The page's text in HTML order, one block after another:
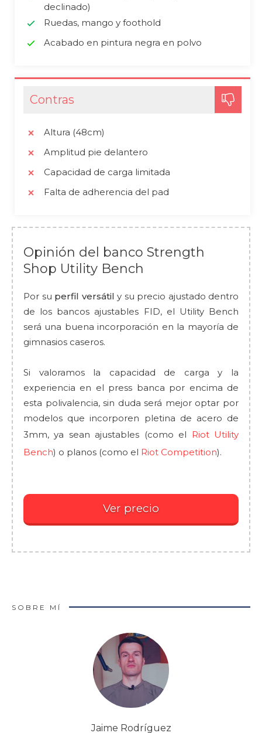
declinado)
Ruedas, mango y foothold
Acabado en pintura negra en polvo
Contras
Altura (48cm)
Amplitud pie delantero
Capacidad de carga limitada
Falta de adherencia del pad
Opinión del banco Strength
Shop Utility Bench
Por su perfil versátil y su precio ajustado dentro
de los bancos ajustables FID, el Utility Bench
será una buena incorporación en la mayoría de
gimnasios caseros.
Si valoramos la capacidad de carga y la
experiencia en el press banca por encima de
esta polivalencia, sin duda será mejor optar por
modelos que incorporen pletina de acero de
3mm, ya sean ajustables (como el Riot Utility
Bench) o planos (como el Riot Competition).
Ver precio
SOBRE MÍ
Jaime Rodríguez